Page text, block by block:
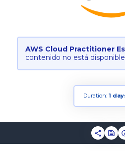
AWS Cloud Practitioner
contenido no está disponible
Duration: 1